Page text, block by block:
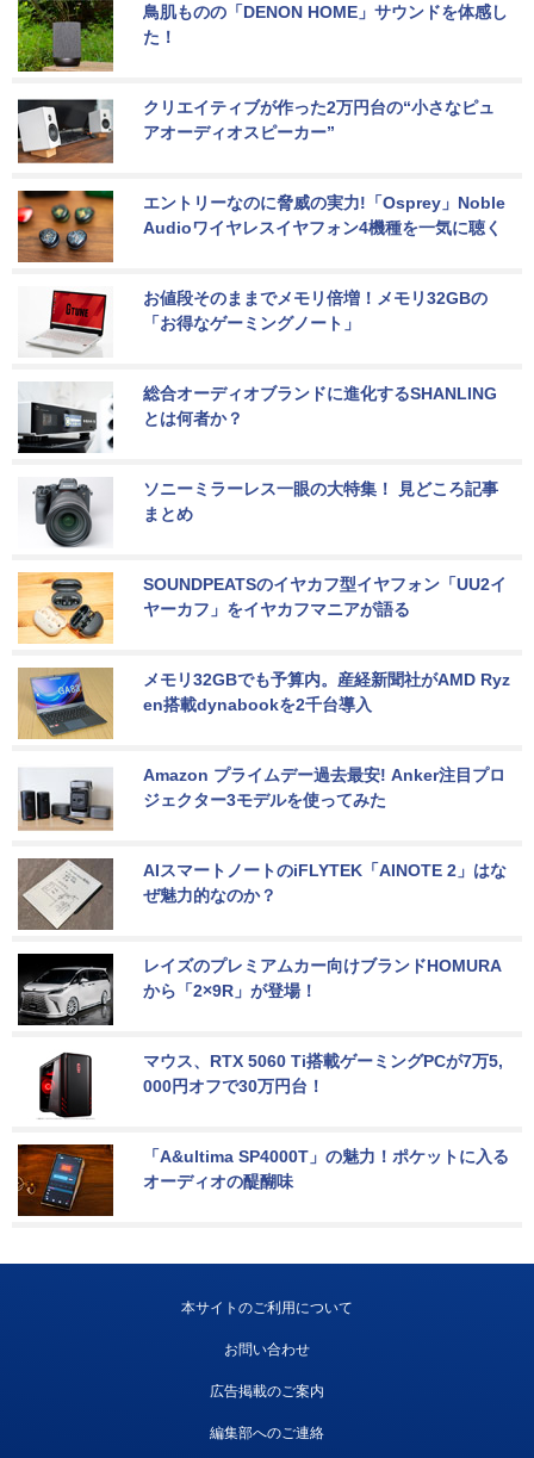
鳥肌ものの「DENON HOME」サウンドを体感し
た！
クリエイティブが作った2万円台の“小さなピュ
アオーディオスピーカー”
エントリーなのに脅威の実力!「Osprey」Noble
Audioワイヤレスイヤフォン4機種を一気に聴く
お値段そのままでメモリ倍増！メモリ32GBの
「お得なゲーミングノート」
総合オーディオブランドに進化するSHANLING
とは何者か？
ソニーミラーレス一眼の大特集！ 見どころ記事
まとめ
SOUNDPEATSのイヤカフ型イヤフォン「UU2イ
ヤーカフ」をイヤカフマニアが語る
メモリ32GBでも予算内。産経新聞社がAMD Ryz
en搭載dynabookを2千台導入
Amazon プライムデー過去最安! Anker注目プロ
ジェクター3モデルを使ってみた
AIスマートノートのiFLYTEK「AINOTE 2」はな
ぜ魅力的なのか？
レイズのプレミアムカー向けブランドHOMURA
から「2×9R」が登場！
マウス、RTX 5060 Ti搭載ゲーミングPCが7万5,
000円オフで30万円台！
「A&ultima SP4000T」の魅力！ポケットに入る
オーディオの醍醐味
本サイトのご利用について
お問い合わせ
広告掲載のご案内
編集部へのご連絡